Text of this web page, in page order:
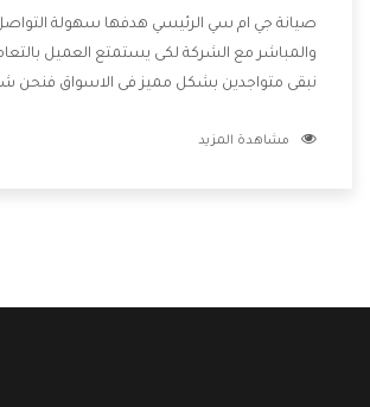
صيانة جي ام سي الرئيسي هدفها سهولة
والمباشر مع الشركة لكى يستمتع العميل
نبقى متواجدين بشكل مميز فى الاسواق فنحن
الشركة بها والتى تكون منها خدمة الصيانة التى
مشاهدة المزيد